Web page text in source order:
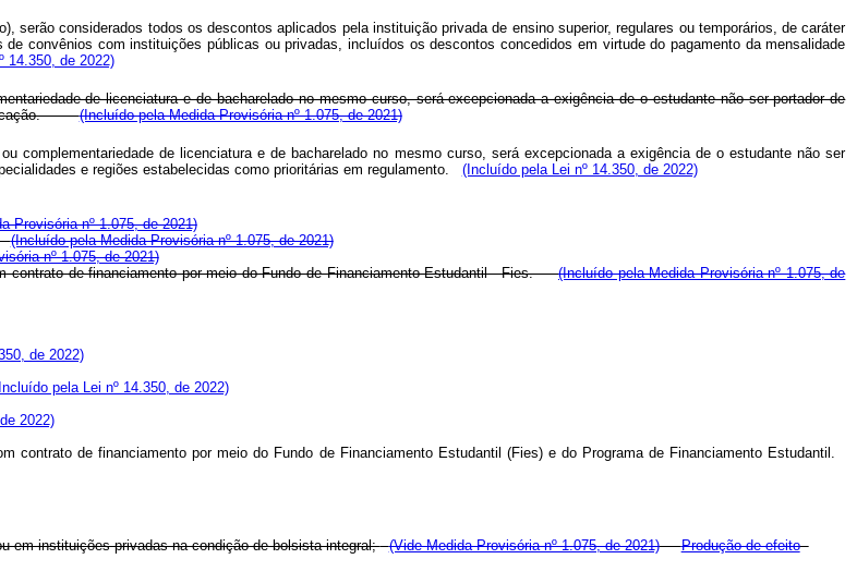
serão considerados todos os descontos aplicados pela instituição privada de ensino superior, regulares ou temporários, de caráter
convênios com instituições públicas ou privadas, incluídos os descontos concedidos em virtude do pagamento da mensalidade
14.350, de 2022)
de licenciatura e de bacharelado no mesmo curso, será excepcionada a exigência de o estudante não ser portador de
Educação.(Incluído pela Medida Provisória nº 1.075, de 2021)
complementariedade de licenciatura e de bacharelado no mesmo curso, será excepcionada a exigência de o estudante não ser
e regiões estabelecidas como prioritárias em regulamento.
(Incluído pela Lei nº 14.350, de 2022)
Provisória nº 1.075, de 2021)
(Incluído pela Medida Provisória nº 1.075, de 2021)
nº 1.075, de 2021)
contrato de financiamento por meio do Fundo de Financiamento Estudantil - Fies.(Incluído pela Medida Provisória nº 1.075, de
de 2022)
pela Lei nº 14.350, de 2022)
2022)
de financiamento por meio do Fundo de Financiamento Estudantil (Fies) e do Programa de Financiamento Estudantil.
em instituições privadas na condição de bolsista integral; (Vide Medida Provisória nº 1.075, de 2021) Produção de efeito